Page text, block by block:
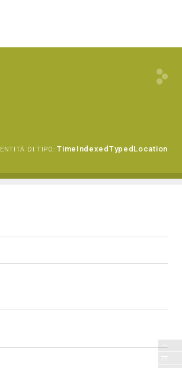
ENTITÀ DI TIPO: TimeIndexedTypedLocation